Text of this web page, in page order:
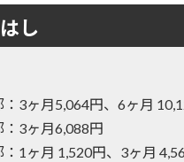
し
：3ヶ月5,064円、6ヶ月
：3ヶ月6,088円
：1ヶ月 1,520円、3ヶ月